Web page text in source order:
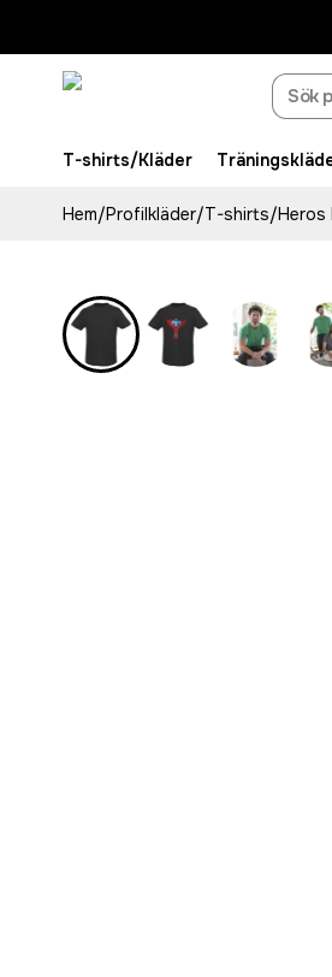
T-shirts/Kläder
Hem/Profilkläder/T-shirts/Heros
Bästsäljare